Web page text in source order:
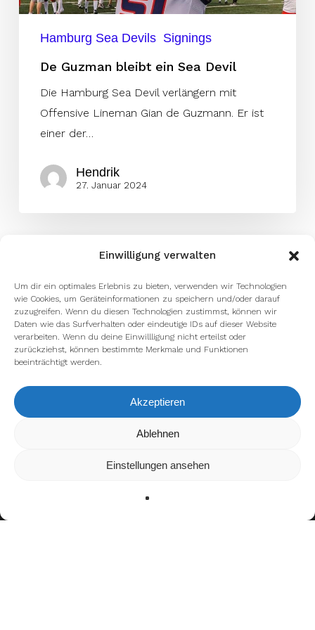
Einwilligung verwalten
Um dir ein optimales Erlebnis zu bieten, verwenden wir Technologien
wie Cookies, um Geräteinformationen zu speichern und/oder darauf
zuzugreifen. Wenn du diesen Technologien zustimmst, können wir
Daten wie das Surfverhalten oder eindeutige IDs auf dieser Website
verarbeiten. Wenn du deine Einwillligung nicht erteilst oder
zurückziehst, können bestimmte Merkmale und Funktionen
beeinträchtigt werden.
Akzeptieren
Ablehnen
Einstellungen ansehen
Hamburg Sea Devils Signings
De Guzman bleibt ein Sea Devil
Die Hamburg Sea Devil verlängern mit
Offensive Lineman Gian de Guzmann. Er ist
einer der…
Hendrik
27. Januar 2024
Wir verwenden Cookies, um dir die bestmögliche Erfahrung auf
kannst du erfahren, welche Cookies wir
verwenden oder sie ausschalten.